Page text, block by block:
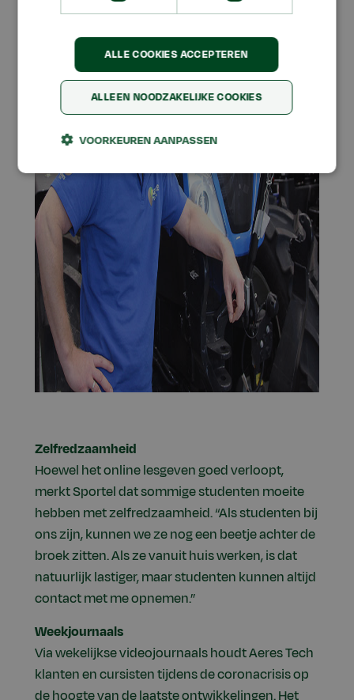
Zelfredzaamheid
Hoewel het online lesgeven goed verloopt,
merkt Sportel dat sommige studenten moeite
hebben met zelfredzaamheid. “Als studenten bij
ons zijn, kunnen we ze nog een beetje achter de
broek zitten. Als ze vanuit huis werken, is dat
natuurlijk lastiger, maar studenten kunnen altijd
contact met me opnemen.”
Weekjournaals
Via wekelijkse videojournaals houdt Aeres Tech
klanten en cursisten tijdens de coronacrisis op
de hoogte van de laatste ontwikkelingen. Het
ALLE COOKIES ACCEPTEREN
ALLEEN NOODZAKELIJKE COOKIES
VOORKEUREN AANPASSEN